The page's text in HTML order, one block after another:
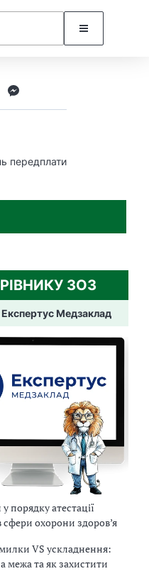
передплати
ЗОЗ
Медзаклад
у порядку атестації
сфери охорони здоров’я
VS ускладнення:
межа та як захистити